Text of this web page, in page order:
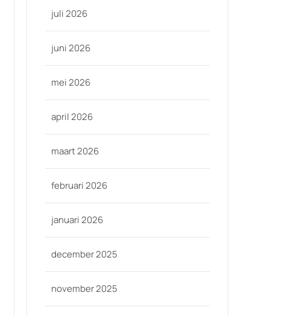
juli 2026
juni 2026
mei 2026
april 2026
maart 2026
februari 2026
januari 2026
december 2025
november 2025